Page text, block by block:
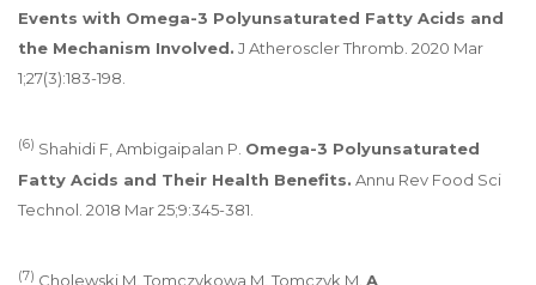
Events with Omega-3 Polyunsaturated Fatty Acids and
the Mechanism Involved. J Atheroscler Thromb. 2020 Mar
1;27(3):183-198.
(6) Shahidi F, Ambigaipalan P. Omega-3 Polyunsaturated
Fatty Acids and Their Health Benefits. Annu Rev Food Sci
Technol. 2018 Mar 25;9:345-381.
(7) Cholewski M, Tomczykowa M, Tomczyk M. A